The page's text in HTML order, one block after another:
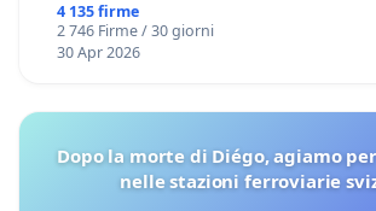
4 135 firme
2 746 Firme / 30 giorni
30 Apr 2026
Dopo la morte di Diégo, agiamo
nelle stazioni ferroviarie